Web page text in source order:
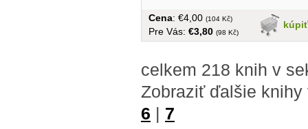
kúpiť
Cena: €4,00 (104 Kč)
Pre Vás: €3,80 (98 Kč)
celkem 218 knih v
Zobraziť ďalšie
6 | 7